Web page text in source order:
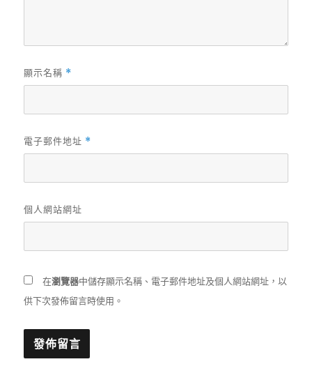
顯示名稱 *
電子郵件地址 *
個人網站網址
在瀏覽器中儲存顯示名稱、電子郵件地址及個人網站網址，以
供下次發佈留言時使用。